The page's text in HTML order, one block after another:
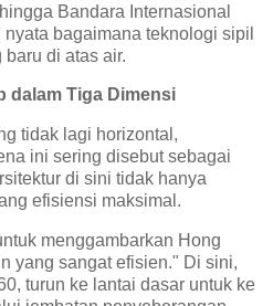
Bandara Internasional
bagaimana teknologi sipil
di atas air.
dalam Tiga Dimensi
tidak lagi horizontal,
ini sering disebut sebagai
di sini tidak hanya
efisiensi maksimal.
menggambarkan Hong
yang sangat efisien." Di sini,
turun ke lantai dasar untuk ke